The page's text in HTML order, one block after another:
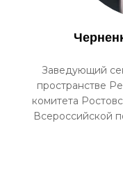
Заведующий
пространстве
комитета
Всероссийской